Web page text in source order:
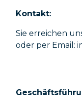
Kontakt:
Sie erreichen
oder per Email: